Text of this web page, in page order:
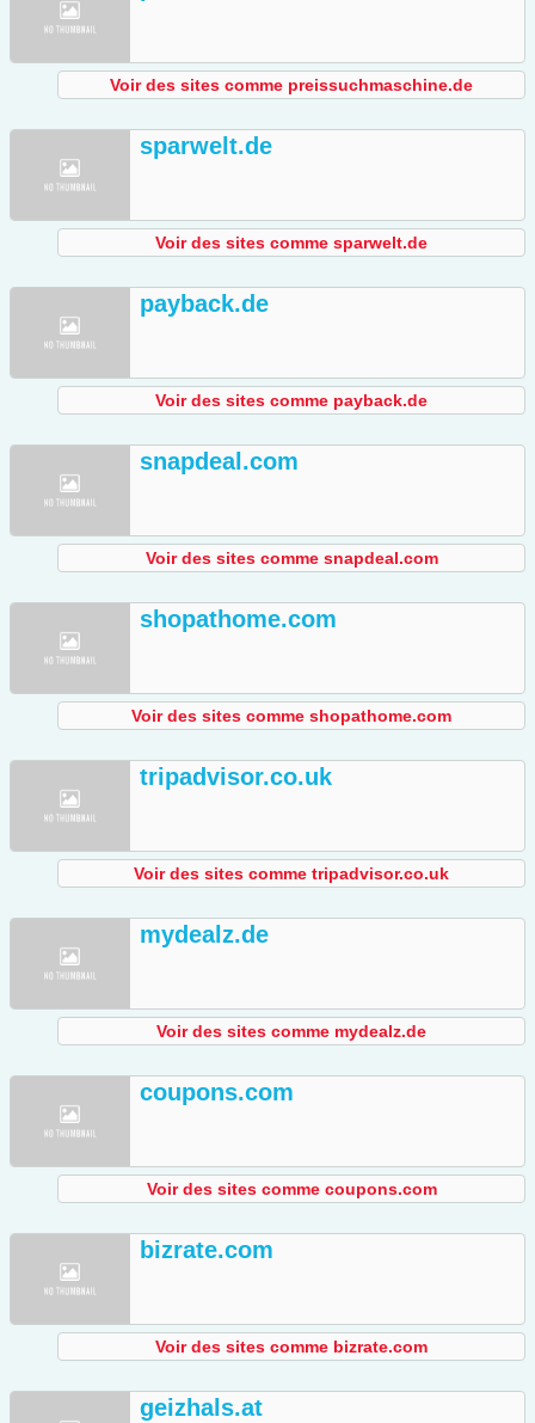
Voir des sites comme preissuchmaschine.de
sparwelt.de
Voir des sites comme sparwelt.de
payback.de
Voir des sites comme payback.de
snapdeal.com
Voir des sites comme snapdeal.com
shopathome.com
Voir des sites comme shopathome.com
tripadvisor.co.uk
Voir des sites comme tripadvisor.co.uk
mydealz.de
Voir des sites comme mydealz.de
coupons.com
Voir des sites comme coupons.com
bizrate.com
Voir des sites comme bizrate.com
geizhals.at